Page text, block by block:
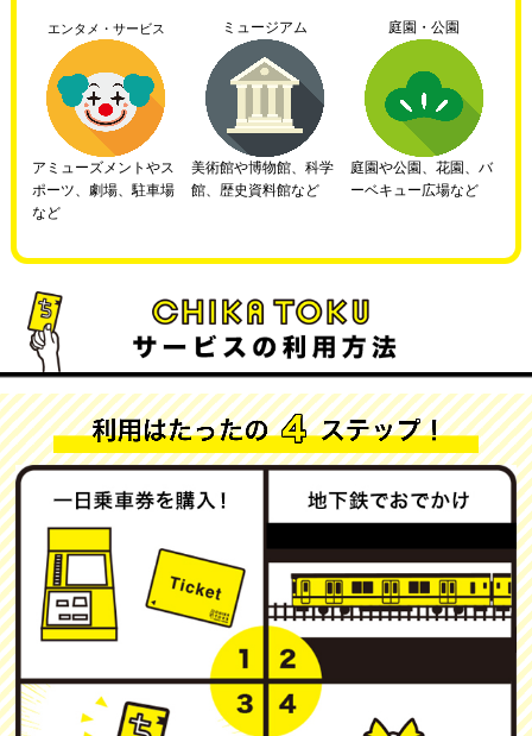
エンタメ・サービス
アミューズメントやス
ポーツ、劇場、駐車場
など
ミュージアム
美術館や博物館、科学
館、歴史資料館など
庭園・公園
庭園や公園、花園、バ
ーベキュー広場など